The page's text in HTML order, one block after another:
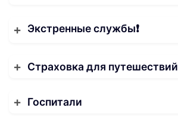
Экстренные службы❗️
Страховка для путешествий
Госпитали